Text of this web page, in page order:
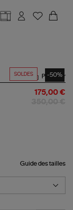
SOLDES -50%
Partager
175,00 €
Guide des tailles